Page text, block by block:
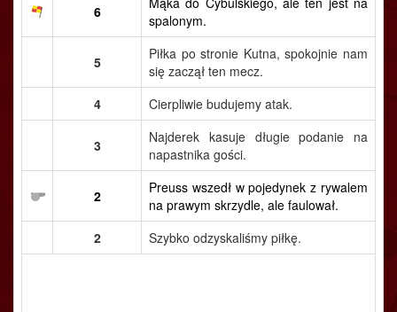
6
spalonym.
5
Piłka po stronie Kutna, spokojnie nam
się zaczął ten mecz.
4
Cierpliwie budujemy atak.
3
Najderek kasuje długie podanie na
napastnika gości.
2
Preuss wszedł w pojedynek z rywalem
na prawym skrzydle, ale faulował.
2
Szybko odzyskaliśmy piłkę.